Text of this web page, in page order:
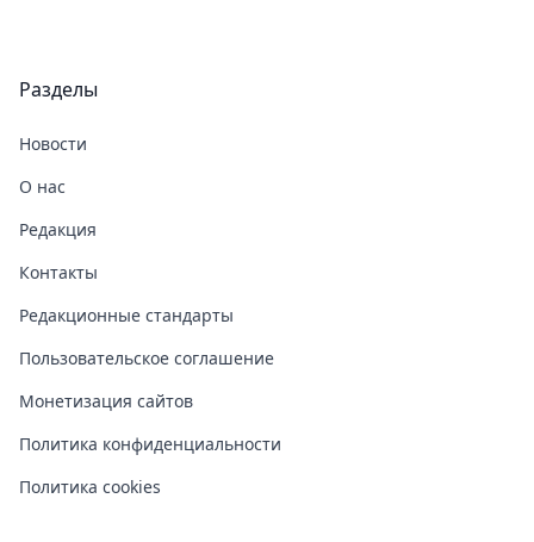
Разделы
Новости
О нас
Редакция
Контакты
Редакционные стандарты
Пользовательское соглашение
Монетизация сайтов
Политика конфиденциальности
Политика cookies